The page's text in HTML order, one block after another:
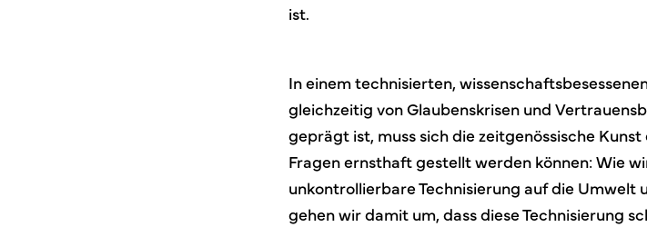
ist.
In einem technisierten,
gleichzeitig von Glaubenskrisen und
geprägt ist, muss sich die zeitgenössische
Fragen ernsthaft gestellt werden können: Wie
unkontrollierbare Technisierung auf die Umwelt
gehen wir damit um, dass diese Technisierung